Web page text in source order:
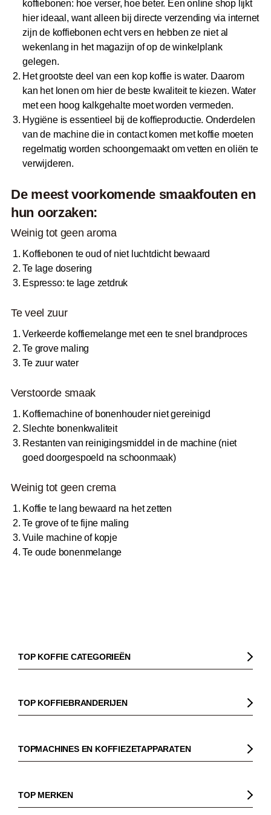
koffiebonen: hoe verser, hoe beter. Een online shop lijkt
hier ideaal, want alleen bij directe verzending via internet
zijn de koffiebonen echt vers en hebben ze niet al
wekenlang in het magazijn of op de winkelplank
gelegen.
Het grootste deel van een kop koffie is water. Daarom
kan het lonen om hier de beste kwaliteit te kiezen. Water
met een hoog kalkgehalte moet worden vermeden.
Hygiëne is essentieel bij de koffieproductie. Onderdelen
van de machine die in contact komen met koffie moeten
regelmatig worden schoongemaakt om vetten en oliën te
verwijderen.
De meest voorkomende smaakfouten en
hun oorzaken:
Weinig tot geen aroma
Koffiebonen te oud of niet luchtdicht bewaard
Te lage dosering
Espresso: te lage zetdruk
Te veel zuur
Verkeerde koffiemelange met een te snel brandproces
Te grove maling
Te zuur water
Verstoorde smaak
Koffiemachine of bonenhouder niet gereinigd
Slechte bonenkwaliteit
Restanten van reinigingsmiddel in de machine (niet
goed doorgespoeld na schoonmaak)
Weinig tot geen crema
Koffie te lang bewaard na het zetten
Te grove of te fijne maling
Vuile machine of kopje
Te oude bonenmelange
TOP KOFFIE CATEGORIEËN
Koffiebonen
Biologische koffie
Espresso
TOP KOFFIEBRANDERIJEN
Dinzler
Elbgold
TOPMACHINES EN KOFFIEZETAPPARATEN
Pistonmachines
Filter koffiezetapparaten
TOP MERKEN